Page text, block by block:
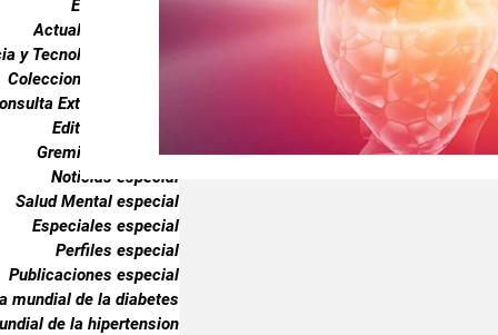
Endocrinología
Actualidad especial
y Tecnología especial
Coleccionable especial
Externa especial
Editorial especial
Gremiales especial
Noticias especial
Salud Mental especial
Especiales especial
Perfiles especial
Publicaciones especial
mundial de la diabetes
de la hipertension
Gremiales especial Noticias
dia mundial